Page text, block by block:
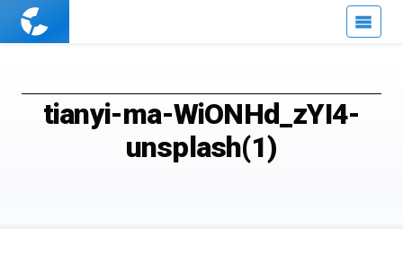
Cuaderno
tianyi-ma-WiONHd_zYI4-
unsplash(1)